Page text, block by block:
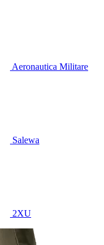
Aeronautica Militare
Salewa
2XU